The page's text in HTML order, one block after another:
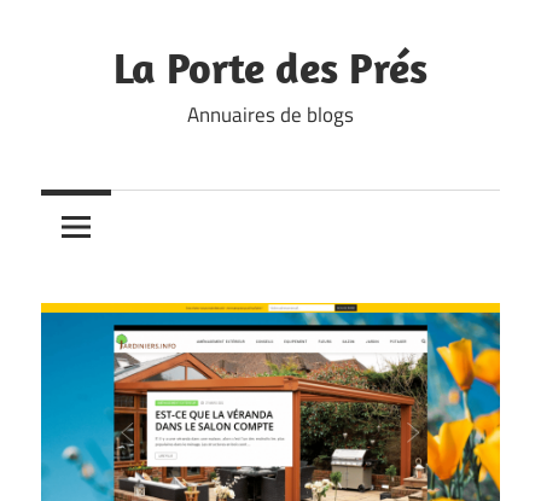
La Porte des Prés
Annuaires de blogs